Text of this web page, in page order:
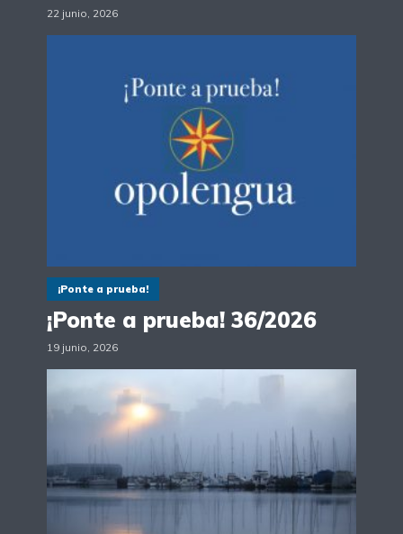
22 junio, 2026
¡Ponte a prueba!
¡Ponte a prueba! 36/2026
19 junio, 2026